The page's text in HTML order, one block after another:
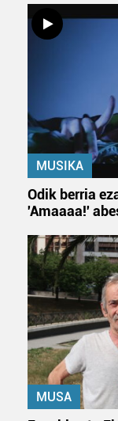
zure baimena
Webgune honek
fitxategiak
zerbitzuak
baliatzen gara.
erabiltzeko
irakurri
MUSIKA
Odik berria
'Amaaaa!'
MUSA